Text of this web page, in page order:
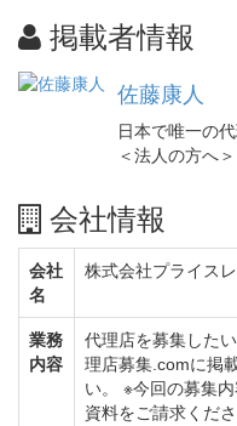
掲載者情報
佐藤康人
日本で唯一の
＜法人の方へ
会社情報
会社
名
株式会社プライス
業務
内容
代理店を募集した
理店募集.comに掲
い。 ※今回の募集
資料をご請求くだ